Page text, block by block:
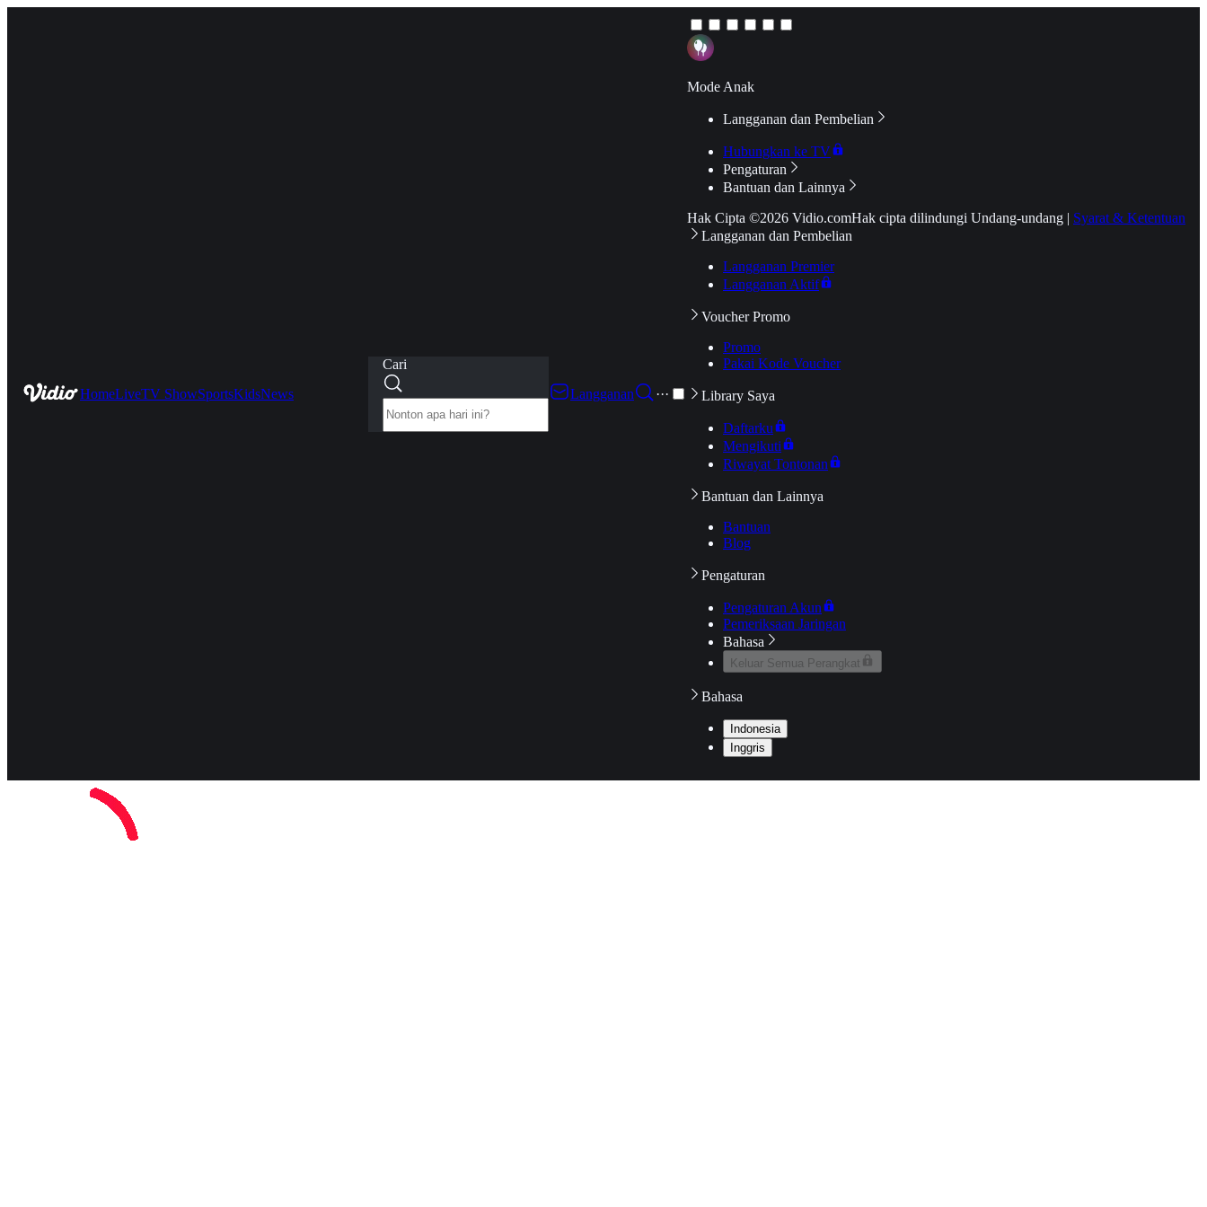
HomeLiveTV ShowSportsKidsNews
Cari
Langganan
···
Mode Anak
Langganan dan Pembelian
Hubungkan ke TV
Pengaturan
Bantuan dan Lainnya
Hak Cipta ©2026 Vidio.comHak cipta dilindungi Undang-undang | Syarat & Ketentuan
Langganan dan Pembelian
Langganan Premier
Langganan Aktif
Voucher Promo
Promo
Pakai Kode Voucher
Library Saya
Daftarku
Mengikuti
Riwayat Tontonan
Bantuan dan Lainnya
Bantuan
Blog
Pengaturan
Pengaturan Akun
Pemeriksaan Jaringan
Bahasa
Keluar Semua Perangkat
Bahasa
Indonesia
Inggris